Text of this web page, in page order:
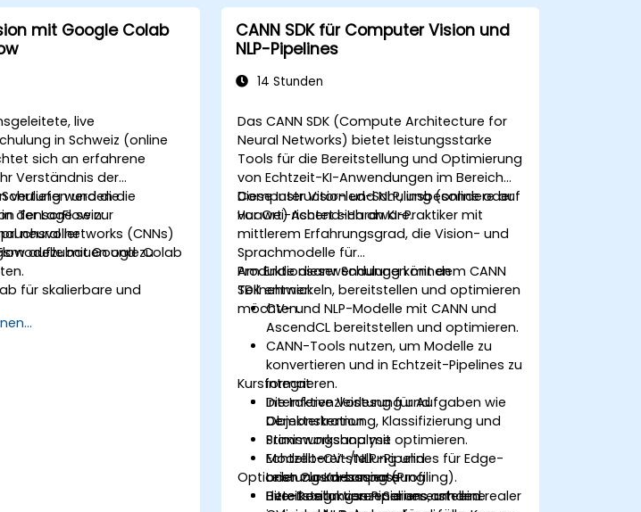
mit Google Colab
live
in Schweiz (online
sich an erfahrene
Verständnis der
vertiefen und die
TensorFlow zur
mit Google Colab
werden die
der Lage sein:
neural networks (CNNs)
aufzubauen und zu
für skalierbare und
zu nutzen.
CANN SDK für Computer Vision und
NLP-Pipelines
14 Stunden
Das CANN SDK (Compute Architecture for
Neural Networks) bietet leistungsstarke
Tools für die Bereitstellung und Optimierung
von Echtzeit-KI-Anwendungen im Bereich
Computer Vision und NLP, insbesondere auf
Huawei-Ascend-Hardware.
Diese Instructor-led-Schulung (online oder
vor Ort) richtet sich an KI-Praktiker mit
mittlerem Erfahrungsgrad, die Vision- und
Sprachmodelle für
Produktionsanwendungen mit dem CANN
SDK entwickeln, bereitstellen und optimieren
möchten.
Am Ende dieser Schulung können
Teilnehmer:
CV- und NLP-Modelle mit CANN und
AscendCL bereitstellen und optimieren.
CANN-Tools nutzen, um Modelle zu
konvertieren und in Echtzeit-Pipelines zu
integrieren.
Die Inferenzleistung für Aufgaben wie
Objekterkennung, Klassifizierung und
Stimmungsanalyse optimieren.
Echtzeit-CV-/NLP-Pipelines für Edge-
oder Cloud-basierte
Bereitstellungsszenarien erstellen.
Kursformat
Interaktive Vorlesung und
Demonstration.
Praxisworkshop mit
Modellbereitstellung und
Leistungsmessung (Profiling).
Live-Design von Pipelines anhand realer
Optionen zur Kursanpassung
Bitte kontaktieren Sie uns, um eine